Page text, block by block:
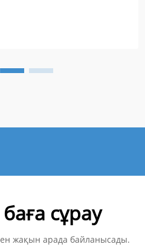
баға сұрау
жақын арада байланысады.